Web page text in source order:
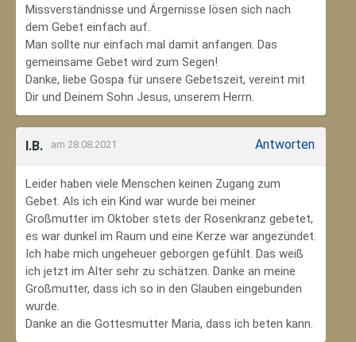
Missverständnisse und Ärgernisse lösen sich nach
dem Gebet einfach auf.
Man sollte nur einfach mal damit anfangen. Das
gemeinsame Gebet wird zum Segen!
Danke, liebe Gospa für unsere Gebetszeit, vereint mit
Dir und Deinem Sohn Jesus, unserem Herrn.
I.B. am 28.08.2021 Antworten
Leider haben viele Menschen keinen Zugang zum
Gebet. Als ich ein Kind war wurde bei meiner
Großmutter im Oktober stets der Rosenkranz gebetet,
es war dunkel im Raum und eine Kerze war angezündet.
Ich habe mich ungeheuer geborgen gefühlt. Das weiß
ich jetzt im Alter sehr zu schätzen. Danke an meine
Großmutter, dass ich so in den Glauben eingebunden
wurde.
Danke an die Gottesmutter Maria, dass ich beten kann.